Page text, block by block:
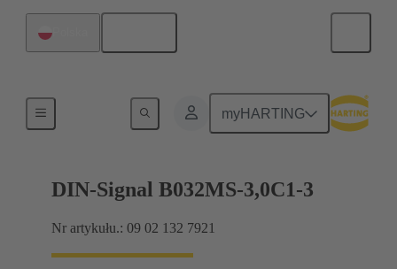
myHARTING
Połączenie między płytą-matką a płytą-córką
DIN-Signal B032MS-3,0C1-3
Nr artykułu.: 09 02 132 7921